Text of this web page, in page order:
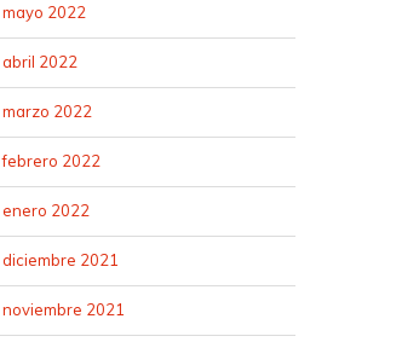
mayo 2022
abril 2022
marzo 2022
febrero 2022
enero 2022
diciembre 2021
noviembre 2021